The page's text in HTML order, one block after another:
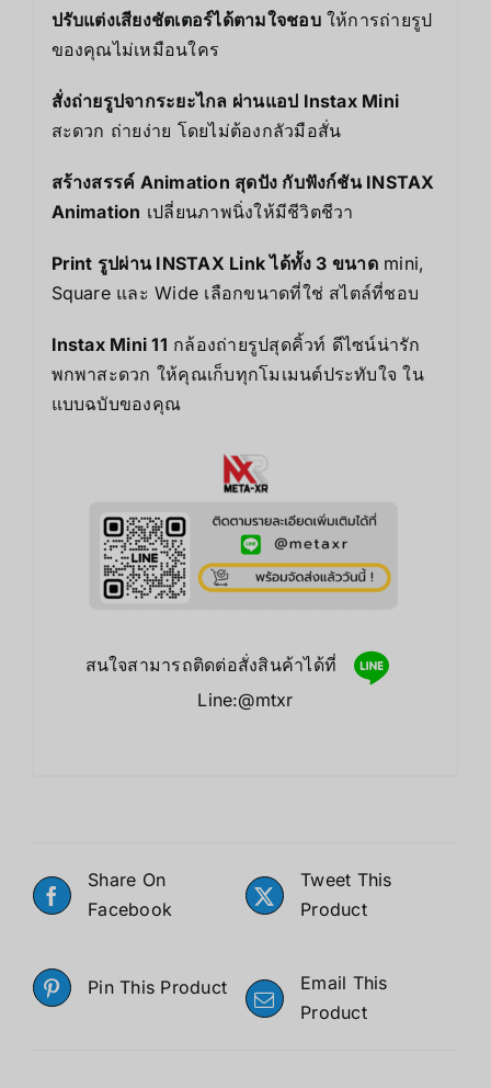
ปรับแต่งเสียงชัตเตอร์ได้ตามใจชอบให้การถ่ายรูป
ของคุณไม่เหมือนใคร
สั่งถ่ายรูปจากระยะไกล ผ่านแอป Instax Mini
สะดวก ถ่ายง่าย โดยไม่ต้องกลัวมือสั่น
สร้างสรรค์ Animation สุดปัง กับฟังก์ชัน INSTAX
Animation เปลี่ยนภาพนิ่งให้มีชีวิตชีวา
Print รูปผ่าน INSTAX Link ได้ทั้ง 3 ขนาดmini,
Square และ Wide เลือกขนาดที่ใช่ สไตล์ที่ชอบ
Instax Mini 11 กล้องถ่ายรูปสุดคิ้วท์ ดีไซน์น่ารัก
พกพาสะดวก ให้คุณเก็บทุกโมเมนต์ประทับใจ ใน
แบบฉบับของคุณ
สนใจสามารถติดต่อสั่งสินค้าได้ที่
Line:@mtxr
Share On
Facebook
Tweet This
Product
Pin This Product
Email This
Product